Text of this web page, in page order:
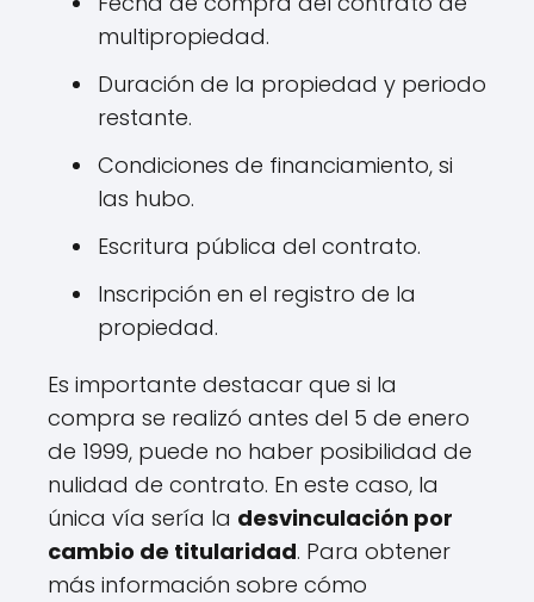
multipropiedad.
Duración de la propiedad y periodo
restante.
Condiciones de financiamiento, si
las hubo.
Escritura pública del contrato.
Inscripción en el registro de la
propiedad.
Es importante destacar que si la
compra se realizó antes del 5 de enero
de 1999, puede no haber posibilidad de
nulidad de contrato. En este caso, la
única vía sería la desvinculación por
cambio de titularidad. Para obtener
más información sobre cómo